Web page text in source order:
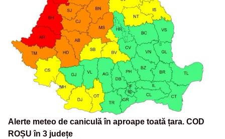
Alerte meteo de caniculă în aproape toată țara. COD
ROȘU în 3 județe